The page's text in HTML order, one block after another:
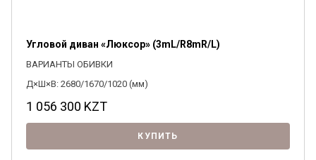
Угловой диван «Люксор» (3mL/R8mR/L)
ВАРИАНТЫ ОБИВКИ
Д×Ш×В: 2680/1670/1020 (мм)
1 056 300 KZT
КУПИТЬ